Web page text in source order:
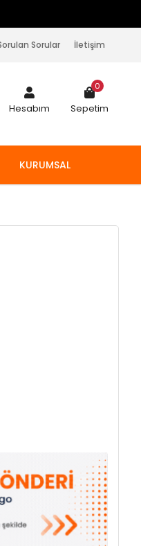
Sorular İletişim
Hesabım Sepetim
0
KURUMSAL